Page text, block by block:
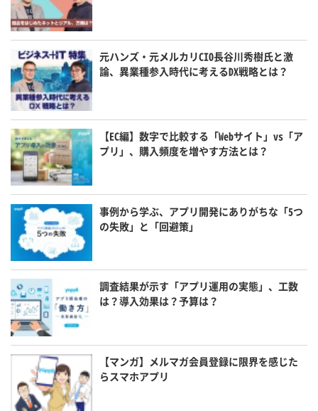
元ハンズ・元メルカリCIO長谷川秀樹氏と激
論、異業種参入時代に考えるDX戦略とは？
【EC編】数字で比較する「Webサイト」vs「ア
プリ」、購入頻度を増やす方法とは？
事例から学ぶ、アプリ開発にありがちな「5つ
の失敗」と「回避策」
調査結果が示す「アプリ運用の実態」、工数
は？導入効果は？予算は？
【マンガ】メルマガ会員登録に限界を感じた
らスマホアプリ